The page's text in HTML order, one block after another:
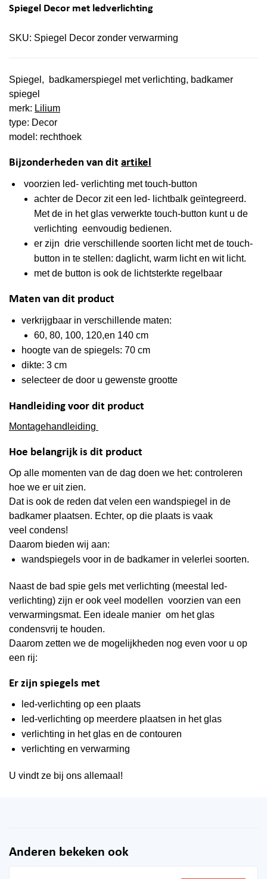
Spiegel Decor met ledverlichting
SKU: Spiegel Decor zonder verwarming
Spiegel, badkamerspiegel met verlichting, badkamer
spiegel
merk: Lilium
type: Decor
model: rechthoek
Bijzonderheden van dit artikel
voorzien led- verlichting met touch-button
achter de Decor zit een led- lichtbalk geïntegreerd.
Met de in het glas verwerkte touch-button kunt u de
verlichting eenvoudig bedienen.
er zijn drie verschillende soorten licht met de touch-
button in te stellen: daglicht, warm licht en wit licht.
met de button is ook de lichtsterkte regelbaar
Maten van dit product
verkrijgbaar in verschillende maten:
60, 80, 100, 120,en 140 cm
hoogte van de spiegels: 70 cm
dikte: 3 cm
selecteer de door u gewenste grootte
Handleiding voor dit product
Montagehandleiding
Hoe belangrijk is dit product
Op alle momenten van de dag doen we het: controleren
hoe we er uit zien.
Dat is ook de reden dat velen een wandspiegel in de
badkamer plaatsen. Echter, op die plaats is vaak
veel condens!
Daarom bieden wij aan:
wandspiegels voor in de badkamer in velerlei soorten.
Naast de bad spie gels met verlichting (meestal led-
verlichting) zijn er ook veel modellen voorzien van een
verwarmingsmat. Een ideale manier om het glas
condensvrij te houden.
Daarom zetten we de mogelijkheden nog even voor u op
een rij:
Er zijn spiegels met
led-verlichting op een plaats
led-verlichting op meerdere plaatsen in het glas
verlichting in het glas en de contouren
verlichting en verwarming
U vindt ze bij ons allemaal!
Anderen bekeken ook